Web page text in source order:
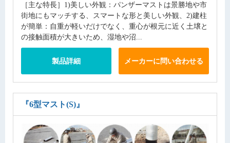
［主な特長］1)美しい外観：パンザーマストは景勝地や市
街地にもマッチする、スマートな形と美しい外観、2)建柱
が簡単：自重が軽いだけでなく、重心が根元に近く土壌と
の接触面積が大きいため、湿地や沼...
製品詳細 メーカーに問い合わせる
『6型マスト(S)』